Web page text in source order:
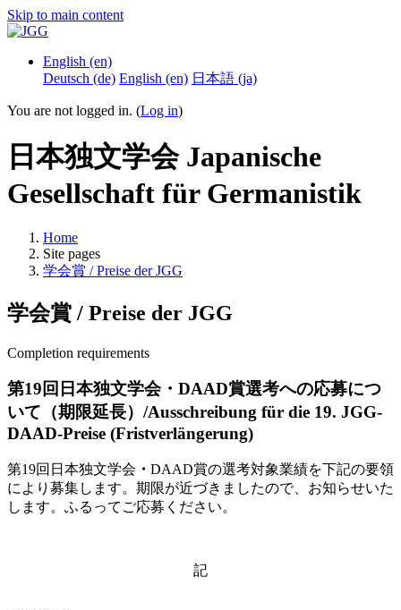
Skip to main content
English ‎(en)‎
Deutsch ‎(de)‎ English ‎(en)‎ 日本語 ‎(ja)‎
You are not logged in. (Log in)
日本独文学会 Japanische
Gesellschaft für Germanistik
Home
Site pages
学会賞 / Preise der JGG
学会賞 / Preise der JGG
Completion requirements
第19回日本独文学会・DAAD賞選考への応募につ
いて（期限延長）/Ausschreibung für die 19. JGG-
DAAD-Preise (Fristverlängerung)
第19回日本独文学会 ・ DAAD賞の選考対象業績を下記の要領
により募集します。期限が近づきましたので、お知らせいた
します。ふるってご応募ください。
記